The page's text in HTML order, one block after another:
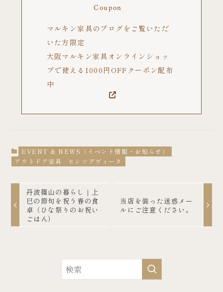
Coupon
マルキン家具のブログをご覧いただ
いた方限定
大阪マルキン家具オンラインショッ
プで使える1000円OFFクーポン配布
中
EVENT & NEWS（イベント情報・お知らせ）
アウトドア家具
センソデヴィータ
丹波篠山の暮らし｜上
巳の節句を祝う春の食
卓（ひな祭りのお祝い
ごはん）
当店を装った迷惑メー
ルにご注意ください。